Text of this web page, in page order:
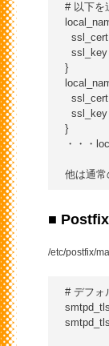
# 以下を
}
}
・・・
■
/etc/postfix/
# デフォ